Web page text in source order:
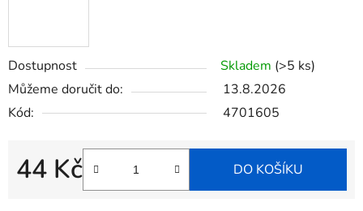
Dostupnost Skladem (>5 ks)
Můžeme doručit do:
13.8.2026
Kód:
4701605
44 Kč
Měrná cena:
DO KOŠÍKU